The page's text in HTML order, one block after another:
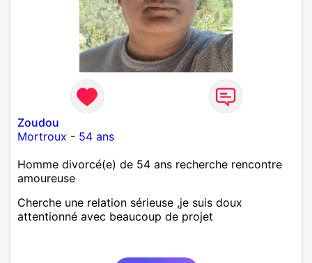
Zoudou
Mortroux - 54 ans
Homme divorcé(e) de 54 ans recherche rencontre
amoureuse
Cherche une relation sérieuse ,je suis doux
attentionné avec beaucoup de projet